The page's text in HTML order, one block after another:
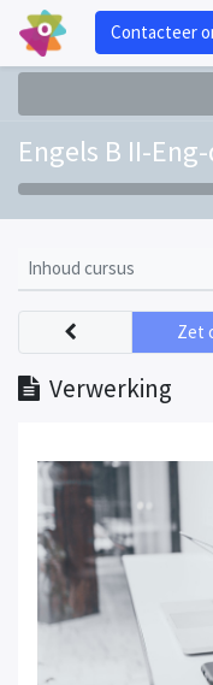
Contacteer
Engels B II-
Inhoud cursus
Verwerking
Zet